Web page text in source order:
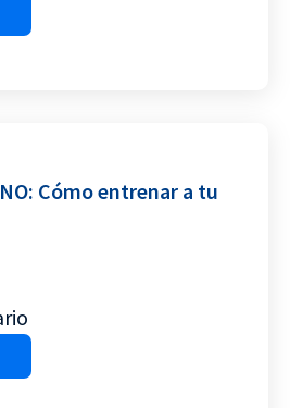
Cómo entrenar a tu